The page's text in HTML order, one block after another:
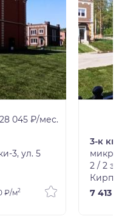
045 ₽/мес.
3, ул. 5
₽/м2
3-к
2 / 2
7 413